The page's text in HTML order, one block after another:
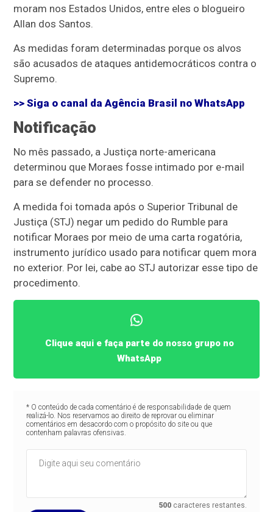
moram nos Estados Unidos, entre eles o blogueiro
Allan dos Santos.
As medidas foram determinadas porque os alvos
são acusados de ataques antidemocráticos contra o
Supremo.
>> Siga o canal daAgência Brasil no WhatsApp
Notificação
No mês passado, a Justiça norte-americana
determinou que Moraes fosse intimado por e-mail
para se defender no processo.
A medida foi tomada após o Superior Tribunal de
Justiça (STJ) negar um pedido do Rumble para
notificar Moraes por meio de uma carta rogatória,
instrumento jurídico usado para notificar quem mora
no exterior. Por lei, cabe ao STJ autorizar esse tipo de
procedimento.
Clique aqui e faça parte do nosso grupo no
WhatsApp
* O conteúdo de cada comentário é de responsabilidade de quem
realizá-lo. Nos reservamos ao direito de reprovar ou eliminar
comentários em desacordo com o propósito do site ou que
contenham palavras ofensivas.
500 caracteres restantes.